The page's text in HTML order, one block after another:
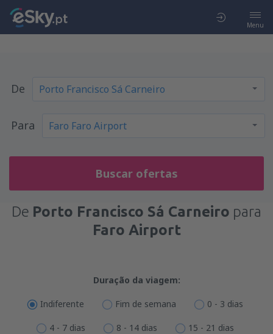
Menu
De
Para
Buscar ofertas
De Porto Francisco Sá Carneiro para
Faro Airport
Duração da viagem:
Indiferente Fim de semana 0 - 3 dias
4 - 7 dias 8 - 14 dias 15 - 21 dias